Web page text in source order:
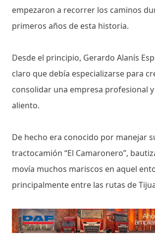
empezaron a recorrer los caminos
primeros años de esta historia.
Desde el principio, Gerardo Alanís
claro que debía especializarse para
consolidar una empresa profesional
aliento.
De hecho era conocido por manejar
tractocamión “El Camaronero”,
movía muchos mariscos en aquel
principalmente entre las rutas de